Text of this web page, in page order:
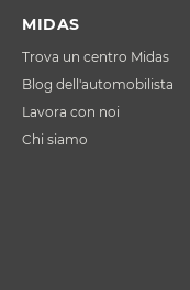
MIDAS
Trova un centro Midas
Blog dell'automobilista
Lavora con noi
Chi siamo